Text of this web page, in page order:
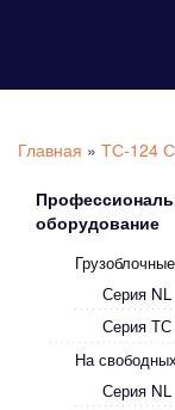
Главная » ТС-124
оборудование
Грузоблочные
Серия NL
Серия ТС
На
Серия NL